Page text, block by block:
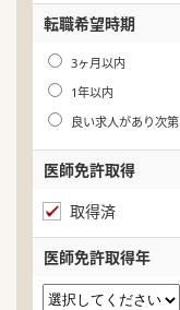
転職希望時期
3ヶ月以内
1年以内
良い求人があり次第
医師免許取得
取得済
医師免許取得年